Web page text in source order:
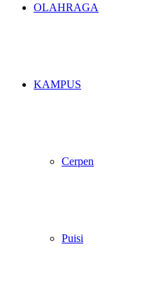
OLAHRAGA
KAMPUS
Cerpen
Puisi